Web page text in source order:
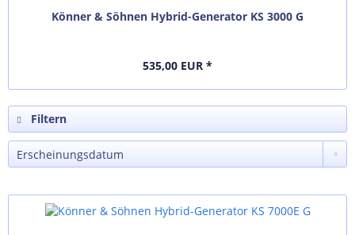
Könner & Söhnen Hybrid-Generator KS 3000 G
535,00 EUR *
Filtern